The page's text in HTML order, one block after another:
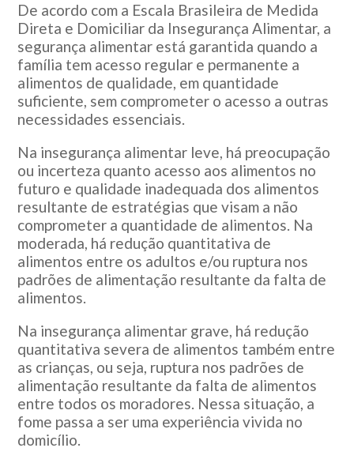
De acordo com a Escala Brasileira de Medida
Direta e Domiciliar da Insegurança Alimentar, a
segurança alimentar está garantida quando a
família tem acesso regular e permanente a
alimentos de qualidade, em quantidade
suficiente, sem comprometer o acesso a outras
necessidades essenciais.
Na insegurança alimentar leve, há preocupação
ou incerteza quanto acesso aos alimentos no
futuro e qualidade inadequada dos alimentos
resultante de estratégias que visam a não
comprometer a quantidade de alimentos. Na
moderada, há redução quantitativa de
alimentos entre os adultos e/ou ruptura nos
padrões de alimentação resultante da falta de
alimentos.
Na insegurança alimentar grave, há redução
quantitativa severa de alimentos também entre
as crianças, ou seja, ruptura nos padrões de
alimentação resultante da falta de alimentos
entre todos os moradores. Nessa situação, a
fome passa a ser uma experiência vivida no
domicílio.